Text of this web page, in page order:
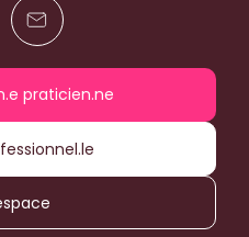
praticien.ne